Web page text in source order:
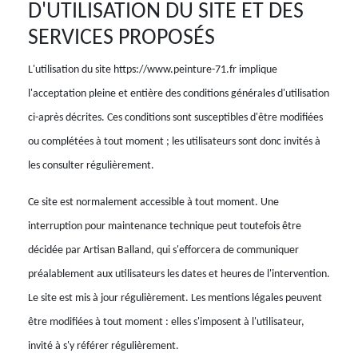
D'UTILISATION DU SITE ET DES
SERVICES PROPOSÉS
L'utilisation du site https://www.peinture-71.fr implique
l'acceptation pleine et entière des conditions générales d'utilisation
ci-après décrites. Ces conditions sont susceptibles d'être modifiées
ou complétées à tout moment ; les utilisateurs sont donc invités à
les consulter régulièrement.
Ce site est normalement accessible à tout moment. Une
interruption pour maintenance technique peut toutefois être
décidée par Artisan Balland, qui s'efforcera de communiquer
préalablement aux utilisateurs les dates et heures de l'intervention.
Le site est mis à jour régulièrement. Les mentions légales peuvent
être modifiées à tout moment : elles s'imposent à l'utilisateur,
invité à s'y référer régulièrement.